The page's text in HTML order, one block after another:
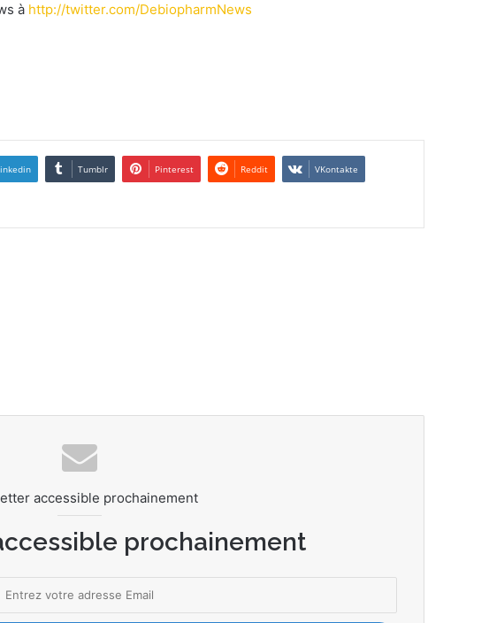
à http://twitter.com/DebiopharmNews
Tumblr Pinterest Reddit VKontakte
accessible prochainement
prochainement